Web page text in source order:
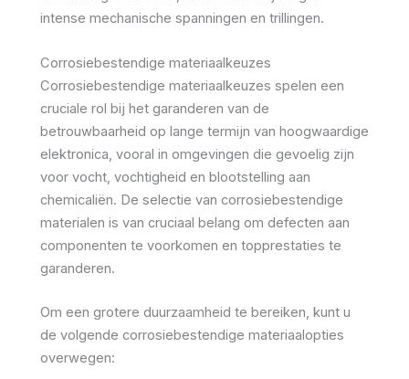
intense mechanische spanningen en trillingen.
Corrosiebestendige materiaalkeuzes
Corrosiebestendige materiaalkeuzes spelen een
cruciale rol bij het garanderen van de
betrouwbaarheid op lange termijn van hoogwaardige
elektronica, vooral in omgevingen die gevoelig zijn
voor vocht, vochtigheid en blootstelling aan
chemicaliën. De selectie van corrosiebestendige
materialen is van cruciaal belang om defecten aan
componenten te voorkomen en topprestaties te
garanderen.
Om een grotere duurzaamheid te bereiken, kunt u
de volgende corrosiebestendige materiaalopties
overwegen: